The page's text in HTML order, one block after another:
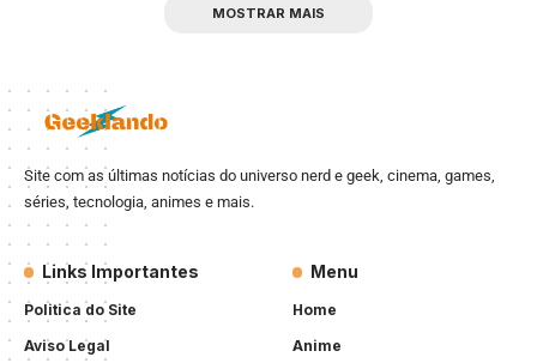
MOSTRAR MAIS
Site com as últimas notícias do universo nerd e geek, cinema, games,
séries, tecnologia, animes e mais.
Links Importantes
Politica do Site
Aviso Legal
Menu
Home
Anime